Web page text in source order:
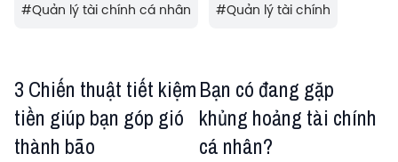
#Quản lý tài chính cá nhân #Quản lý tài chính
3 Chiến thuật tiết kiệm
tiền giúp bạn góp gió
thành bão
Bạn có đang gặp
khủng hoảng tài chính
cá nhân?